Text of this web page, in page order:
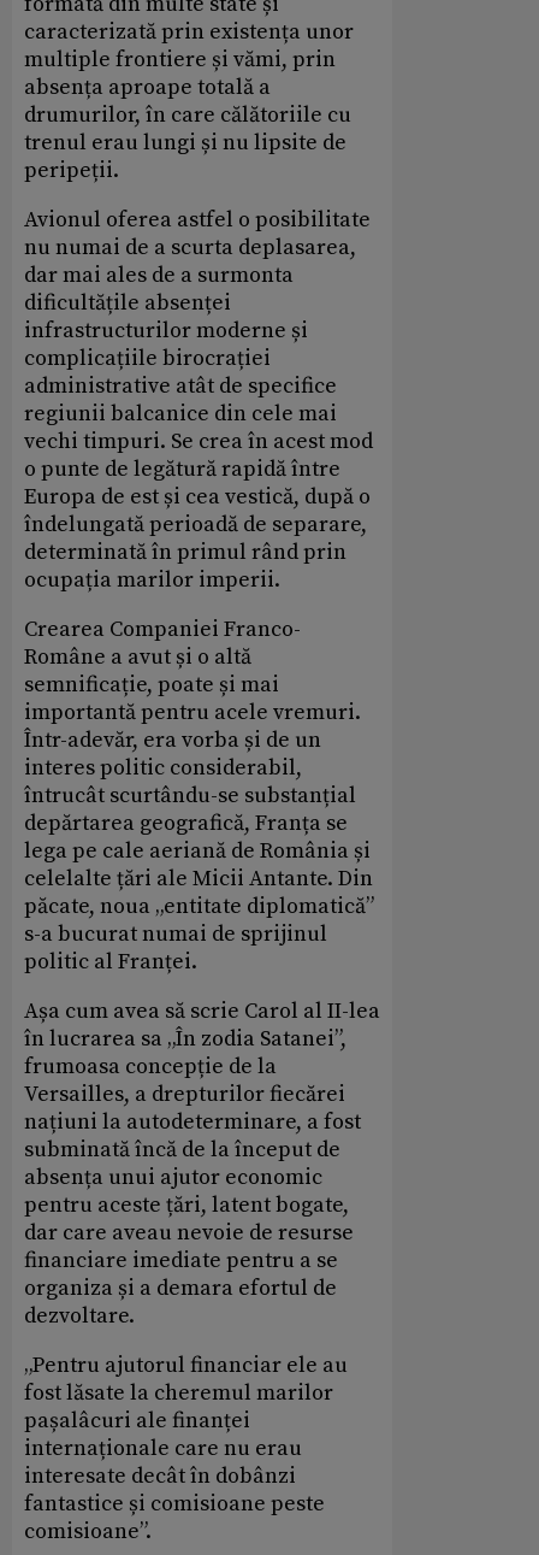
caracterizată prin existența unor
multiple frontiere și vămi, prin
absența aproape totală a
drumurilor, în care călătoriile cu
trenul erau lungi și nu lipsite de
peripeții.
Avionul oferea astfel o posibilitate
nu numai de a scurta deplasarea,
dar mai ales de a surmonta
dificultățile absenței
infrastructurilor moderne și
complicațiile birocrației
administrative atât de specifice
regiunii balcanice din cele mai
vechi timpuri. Se crea în acest mod
o punte de legătură rapidă între
Europa de est și cea vestică, după o
îndelungată perioadă de separare,
determinată în primul rând prin
ocupația marilor imperii.
Crearea Companiei Franco-
Române a avut și o altă
semnificație, poate și mai
importantă pentru acele vremuri.
Într-adevăr, era vorba și de un
interes politic considerabil,
întrucât scurtându-se substanțial
depărtarea geografică, Franța se
lega pe cale aeriană de România și
celelalte țări ale Micii Antante. Din
păcate, noua „entitate diplomatică”
s-a bucurat numai de sprijinul
politic al Franței.
Așa cum avea să scrie Carol al II-lea
în lucrarea sa „În zodia Satanei”,
frumoasa concepție de la
Versailles, a drepturilor fiecărei
națiuni la autodeterminare, a fost
subminată încă de la început de
absența unui ajutor economic
pentru aceste țări, latent bogate,
dar care aveau nevoie de resurse
financiare imediate pentru a se
organiza și a demara efortul de
dezvoltare.
„Pentru ajutorul financiar ele au
fost lăsate la cheremul marilor
pașalâcuri ale finanței
internaționale care nu erau
interesate decât în dobânzi
fantastice și comisioane peste
comisioane”.